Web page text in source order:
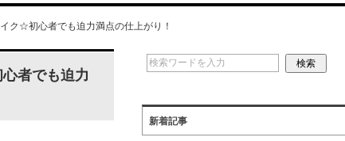
ク☆初心者でも迫力満点の仕上がり！
者でも迫力
新着記事